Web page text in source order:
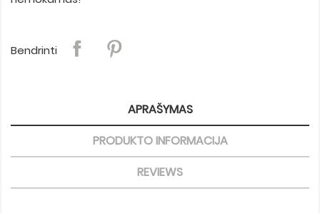
Bendrinti
APRAŠYMAS
PRODUKTO INFORMACIJA
REVIEWS